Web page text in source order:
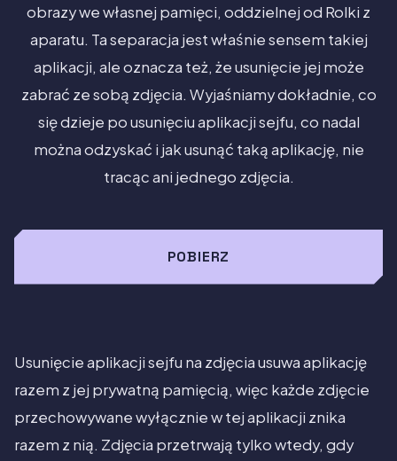
obrazy we własnej pamięci, oddzielnej od Rolki z
aparatu. Ta separacja jest właśnie sensem takiej
aplikacji, ale oznacza też, że usunięcie jej może
zabrać ze sobą zdjęcia. Wyjaśniamy dokładnie, co
się dzieje po usunięciu aplikacji sejfu, co nadal
można odzyskać i jak usunąć taką aplikację, nie
tracąc ani jednego zdjęcia.
POBIERZ
Usunięcie aplikacji sejfu na zdjęcia usuwa aplikację
razem z jej prywatną pamięcią, więc każde zdjęcie
przechowywane wyłącznie w tej aplikacji znika
razem z nią. Zdjęcia przetrwają tylko wtedy, gdy